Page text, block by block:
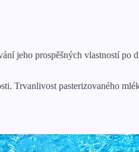
jeho prospěšných vlastností po
Trvanlivost pasterizovaného